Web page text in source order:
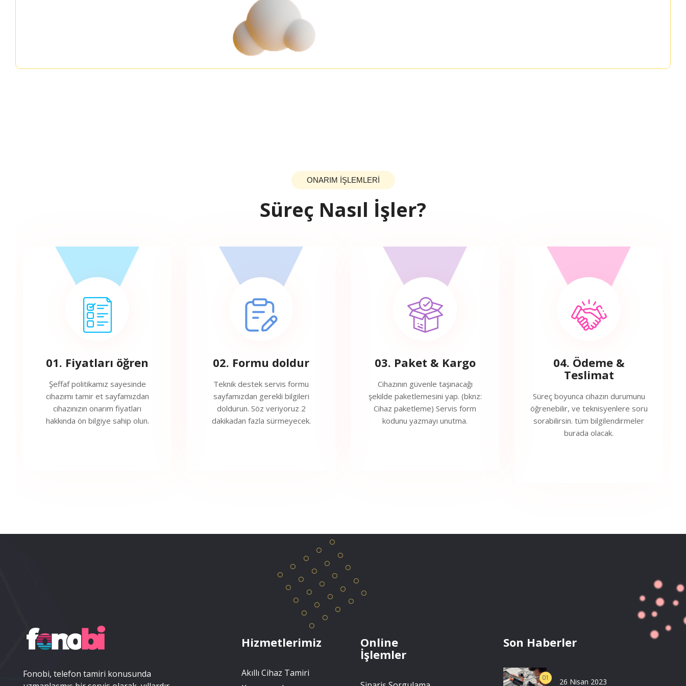
ONARIM İŞLEMLERİ
Süreç Nasıl İşler?
01. Fiyatları öğren
Şeffaf politikamız sayesinde
cihazımı tamir et sayfamızdan
cihazınızın onarım fiyatları
hakkında ön bilgiye sahip olun.
02. Formu doldur
Teknik destek servis formu
sayfamızdan gerekli bilgileri
doldurun. Söz veriyoruz 2
dakikadan fazla sürmeyecek.
03. Paket & Kargo
Cihazının güvenle taşınacağı
şekilde paketlemesini yap. (bknz:
Cihaz paketleme) Servis form
kodunu yazmayı unutma.
04. Ödeme &
Teslimat
Süreç boyunca cihazın durumunu
öğrenebilir, ve teknisyenlere soru
sorabilirsin. tüm bilgilendirmeler
burada olacak.
Fonobi, telefon tamiri konusunda
Hizmetlerimiz
Akıllı Cihaz Tamiri
Online
İşlemler
Son Haberler
01 26 Nisan 2023